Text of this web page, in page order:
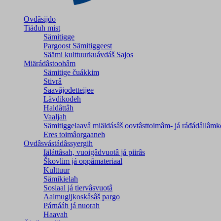
Ovdâsijđo
Tiäđuh mist
Sämitigge
Pargoost Sämitiggeest
Säämi kulttuurkuávdáš Sajos
Miärádâstoohâm
Sämitige čuákkim
Stivrâ
Saavâjođetteijee
Lävdikodeh
Haldâttâh
Vaaljah
Sämitiggelaavâ miäldásâš oovtâsttoimâm- já
Eres toimâorgaaneh
Ovdâsvástádâssyergih
Iäláttâsah, vuoigâdvuotâ já piirâs
Škovlim já oppâmateriaal
Kulttuur
Sämikielah
Sosiaal já tiervâsvuotâ
Aalmugijkoskâsâš pargo
Párnááh já nuorah
Haavah